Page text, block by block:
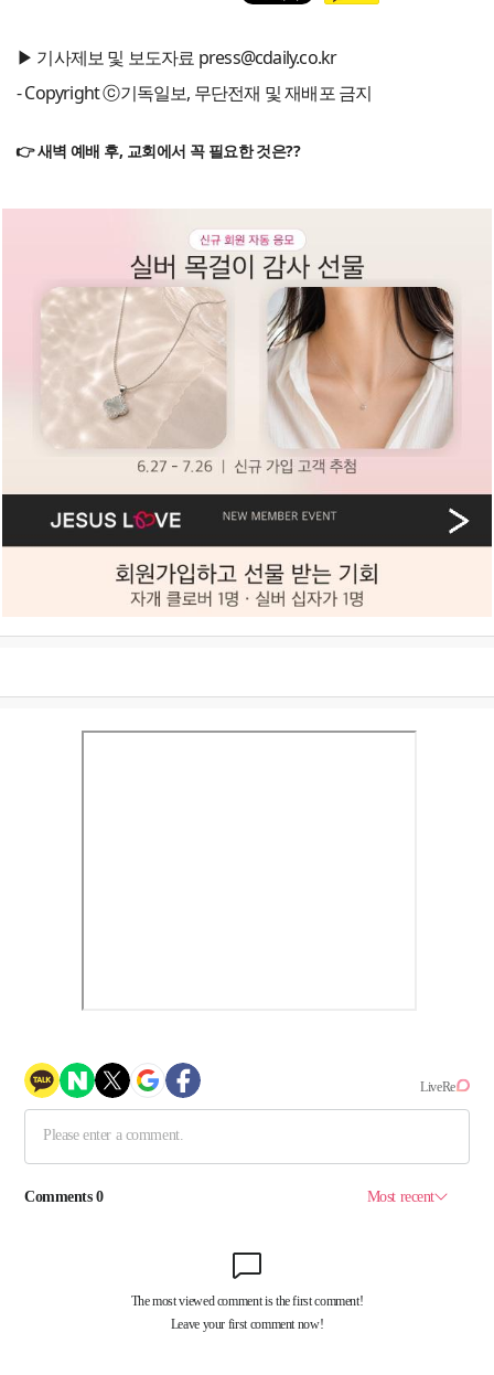
▶ 기사제보 및 보도자료 press@cdaily.co.kr
- Copyright ⓒ기독일보, 무단전재 및 재배포 금지
👉 새벽 예배 후, 교회에서 꼭 필요한 것은??